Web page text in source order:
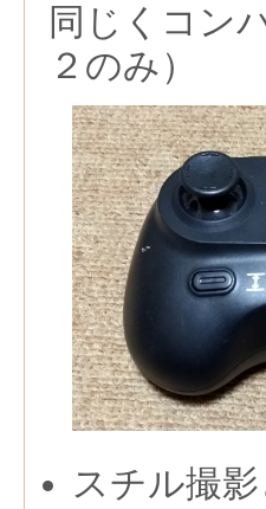
同じくコン
２のみ）
スチル撮